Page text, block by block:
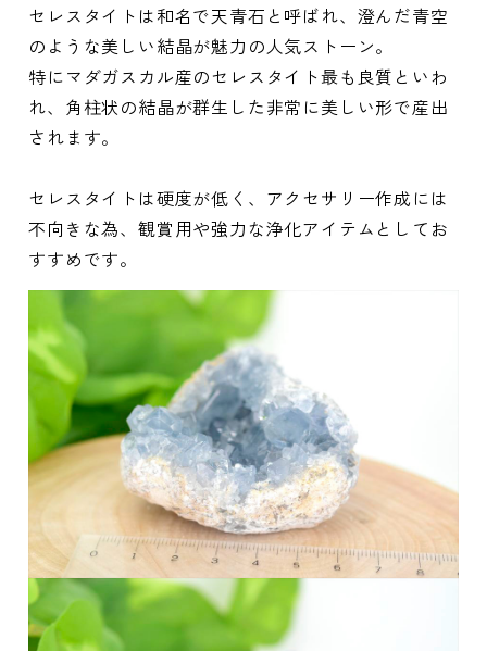
セレスタイトは和名で天青石と呼ばれ、澄んだ青空
のような美しい結晶が魅力の人気ストーン。
特にマダガスカル産のセレスタイト最も良質といわ
れ、角柱状の結晶が群生した非常に美しい形で産出
されます。
セレスタイトは硬度が低く、アクセサリー作成には
不向きな為、観賞用や強力な浄化アイテムとしてお
すすめです。